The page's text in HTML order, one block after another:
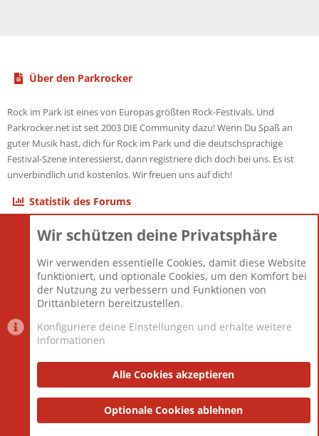
Über den Parkrocker
Rock im Park ist eines von Europas größten Rock-Festivals. Und
Parkrocker.net ist seit 2003 DIE Community dazu! Wenn Du Spaß an
guter Musik hast, dich für Rock im Park und die deutschsprachige
Festival-Szene interessierst, dann registriere dich doch bei uns. Es ist
unverbindlich und kostenlos. Wir freuen uns auf dich!
Statistik des Forums
Themen
Mitglieder
12.427
Neuestes Mitglied
Berlin
Datenschutzerklärung Impressum
Community platform by XenForo® © 2010-2025 XenForo Ltd.
and add-ons by ThemeHouse
Wir schützen deine Privatsphäre
Wir verwenden essentielle Cookies, damit diese Website
funktioniert, und optionale Cookies, um den Komfort bei
der Nutzung zu verbessern und Funktionen von
Drittanbietern bereitzustellen.
Konfiguriere deine Einstellungen und erhalte weitere
Informationen
Alle Cookies akzeptieren
Optionale Cookies ablehnen